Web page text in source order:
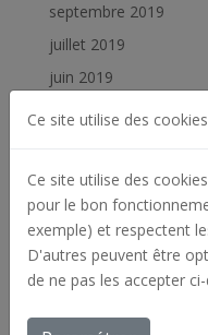
septembre 2019
juillet 2019
juin 2019
février 2019
Catégories
Actualités
Archives
Offres d'emploi
Réalisations
Ce site utilise des
Ce site utilise des
pour le bon
exemple) et respectent
D'autres peuvent être
de ne pas les accepter